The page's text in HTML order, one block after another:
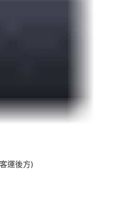
運後方)